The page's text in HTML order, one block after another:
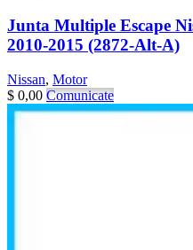
Junta Multiple Escape
2010-2015 (2872-Alt-A)
Nissan, Motor
$ 0,00 Comunicate